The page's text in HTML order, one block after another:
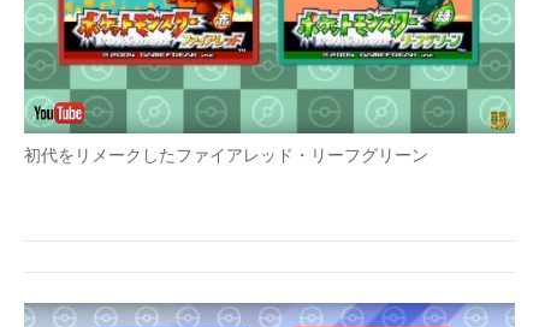
初代をリメークしたファイアレッド・リーフグリーン